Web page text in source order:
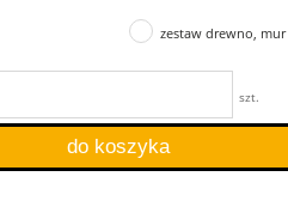
zestaw drewno, mur
szt.
do koszyka